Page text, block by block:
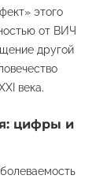
этого
от ВИЧ
другой
века.
цифры и